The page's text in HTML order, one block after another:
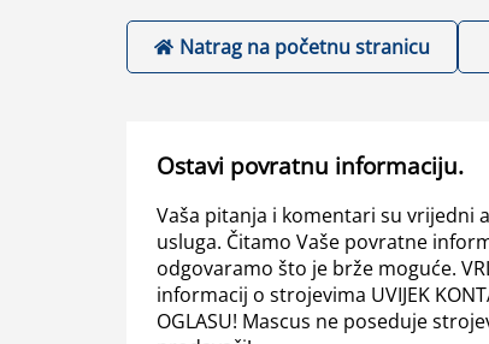
Natrag na početnu stranicu
Ostavi povratnu informaciju.
Vaša pitanja i komentari su vrijedni
usluga. Čitamo Vaše povratne
odgovaramo što je brže moguće.
informacij o strojevima UVIJEK
OGLASU! Mascus ne poseduje